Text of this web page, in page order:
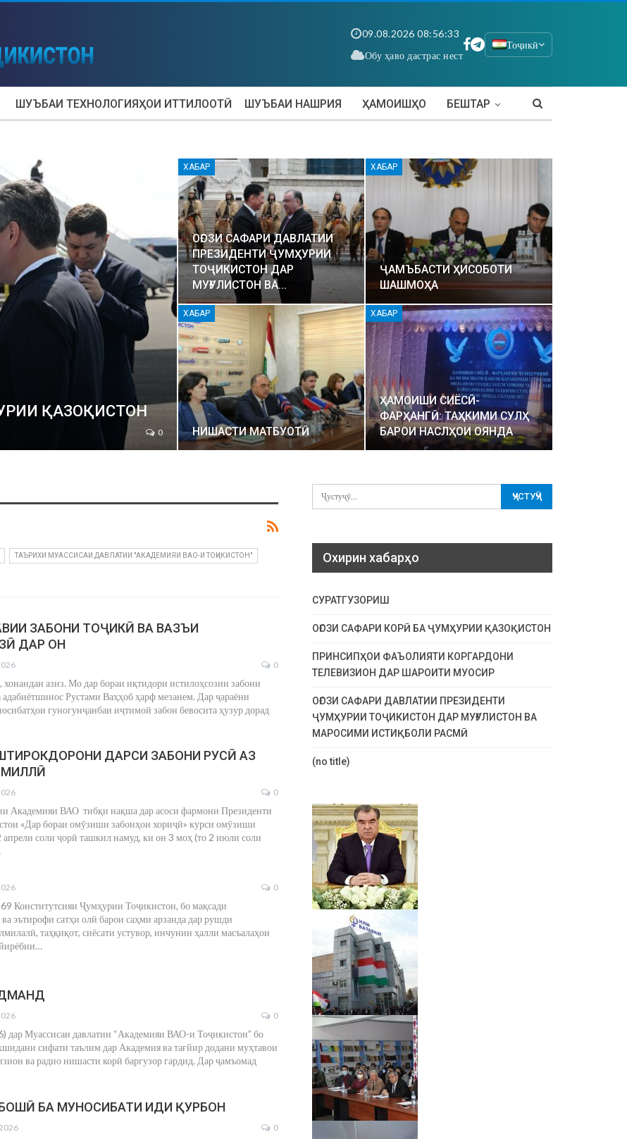
09.08.2026 08:56:34
Обу ҳаво дастрас нест
Тоҷикӣ
ШУЪБАИ ТЕХНОЛОГИЯҲОИ ИТТИЛООТӢ ШУЪБАИ НАШРИЯ ҲАМОИШҲО БЕШТАР
ҚАЗОҚИСТОН
0
ХАБАР
ОҒОЗИ САФАРИ ДАВЛАТИИ
ПРЕЗИДЕНТИ ҶУМҲУРИИ
ТОҶИКИСТОН ДАР
МУҒУЛИСТОН ВА…
ХАБАР
ҶАМЪБАСТИ ҲИСОБОТИ
ШАШМОҲА
ХАБАР
НИШАСТИ МАТБУОТӢ
ХАБАР
ҲАМОИШИ СИЁСӢ-
ФАРҲАНГӢ: ТАҲКИМИ СУЛҲ
БАРОИ НАСЛҲОИ ОЯНДА
ТАЪРИХИ МУАССИСАИ ДАВЛАТИИ "АКАДЕМИЯИ ВАО-И ТОҶИКИСТОН"
ЗАБОНИ ТОҶИКӢ ВА ВАЗЪИ
ДАР ОН
0
хонандаи азиз. Мо дар бораи иқтидори истилоҳсозии забони
Рустами Ваҳҳоб ҳарф мезанем. Дар ҷараёни
гуногунҷанбаи иҷтимоӣ забон бевосита ҳузур дорад
ДАРСИ ЗАБОНИ РУСӢ АЗ
0
Академияи ВАО тибқи нақша дар асоси фармони Президенти
«Дар бораи омӯзиши забонҳои хориҷӣ» курси омӯзиши
апрели соли ҷорӣ ташкил намуд, ки он 3 моҳ (то 2 июли соли
0
Конститутсияи Ҷумҳурии Тоҷикистон, бо мақсади
эътирофи сатҳи олӣ барои саҳми арзанда дар рушди
таҳқиқот, сиёсати устувор, инчунин ҳалли масъалаҳои
…
0
дар Муассисаи давлатии “Академияи ВАО-и Тоҷикистон” бо
сифати таълим дар Академия ва тағйир додани муҳтавои
ва радио нишасти корӣ баргузор гардид. Дар ҷамъомад
БА МУНОСИБАТИ ИДИ ҚУРБОН
0
Охирин хабарҳо
СУРАТГУЗОРИШ
ОҒОЗИ САФАРИ КОРӢ БА ҶУМҲУРИИ ҚАЗОҚИСТОН
ПРИНСИПҲОИ ФАЪОЛИЯТИ КОРГАРДОНИ
ТЕЛЕВИЗИОН ДАР ШАРОИТИ МУОСИР
ОҒОЗИ САФАРИ ДАВЛАТИИ ПРЕЗИДЕНТИ
ҶУМҲУРИИ ТОҶИКИСТОН ДАР МУҒУЛИСТОН ВА
МАРОСИМИ ИСТИҚБОЛИ РАСМӢ
(no title)